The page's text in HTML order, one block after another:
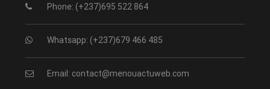
Phone: (+237)695 522 864
Whatsapp: (+237)679 466 485
Email: contact@menouactuweb.com